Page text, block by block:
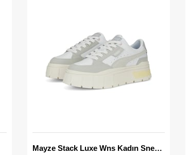
Mayze Stack Luxe Wns Kadın Sneaker